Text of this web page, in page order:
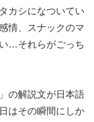
カシになついてい
情、スナックのマ
…それらがごっち
の解説文が日本語
はその瞬間にしか